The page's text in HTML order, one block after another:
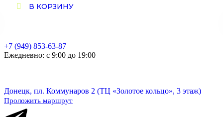
В КОРЗИНУ
+7 (949) 853-63-87
Ежедневно: с 9:00 до 19:00
Донецк, пл. Коммунаров 2 (ТЦ «Золотое кольцо», 3 этаж)
Проложить маршрут